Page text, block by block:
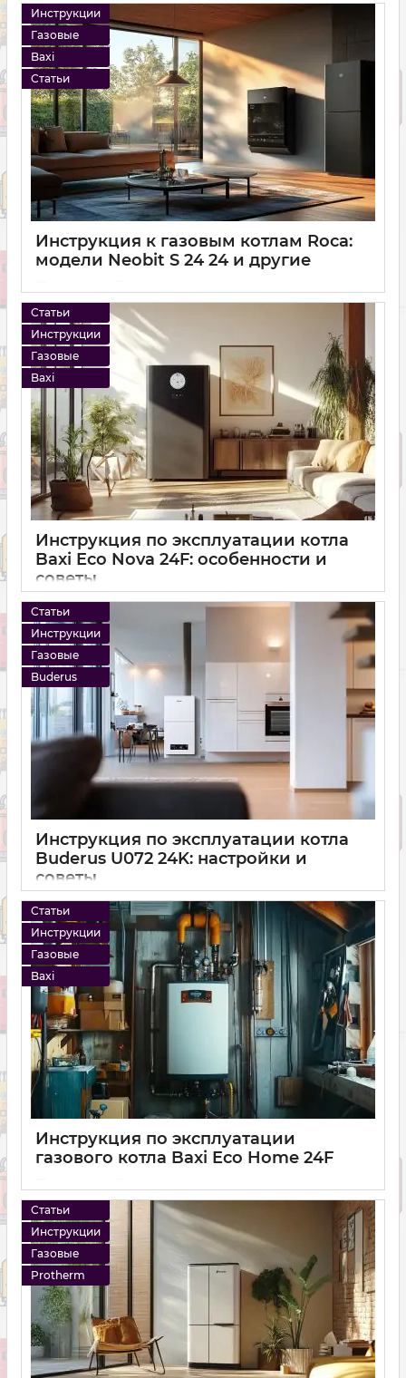
Инструкции
Газовые
Baxi
Статьи
Инструкция к газовым котлам Roca:
модели Neobit S 24 24 и другие
Статьи
Инструкции
Газовые
Baxi
Инструкция по эксплуатации котла
Baxi Eco Nova 24F: особенности и
советы
14 12 2024 0
Статьи
Инструкции
Газовые
Buderus
Инструкция по эксплуатации котла
Buderus U072 24K: настройки и
советы
14 12 2024 0
Статьи
Инструкции
Газовые
Baxi
Инструкция по эксплуатации
газового котла Baxi Eco Home 24F
Статьи
Инструкции
Газовые
Protherm